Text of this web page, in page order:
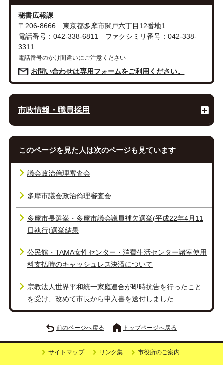
秘書広報課
〒206-8666 東京都多摩市関戸六丁目12番地1
電話番号：042-338-6811 ファクシミリ番号：042-338-
3311
電話番号のかけ間違いにご注意ください
お問い合わせは専用フォームをご利用ください。
市政情報・職員採用
このページを見た人は次のページも見ています
議会政治倫理審査会
多摩市議会政治倫理審査会
多摩市長選挙・多摩市議会議員補欠選挙(平成22年4月11
日執行)選挙結果
公民館・TAMA女性センター・消費生活センター諸室使用
料支払時のキャッシュレス決済について
宗教法人世界平和統一家庭連合が即時抗告を行ったこと
を受け、改めて市長から申入書を送付しました
前のページへ戻る トップページへ戻る
サイトマップ リンク集 市役所のご案内